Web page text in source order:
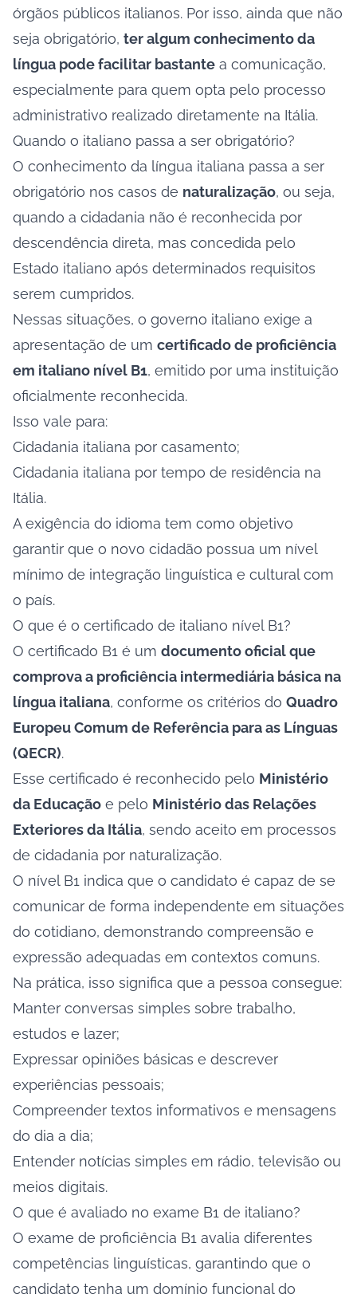
órgãos públicos italianos. Por isso, ainda que não
seja obrigatório, ter algum conhecimento da
língua pode facilitar bastante a comunicação,
especialmente para quem opta pelo processo
administrativo realizado diretamente na Itália.
Quando o italiano passa a ser obrigatório?
O conhecimento da língua italiana passa a ser
obrigatório nos casos de naturalização, ou seja,
quando a cidadania não é reconhecida por
descendência direta, mas concedida pelo
Estado italiano após determinados requisitos
serem cumpridos.
Nessas situações, o governo italiano exige a
apresentação de um certificado de proficiência
em italiano nível B1, emitido por uma instituição
oficialmente reconhecida.
Isso vale para:
Cidadania italiana por casamento;
Cidadania italiana por tempo de residência na
Itália.
A exigência do idioma tem como objetivo
garantir que o novo cidadão possua um nível
mínimo de integração linguística e cultural com
o país.
O que é o certificado de italiano nível B1?
O certificado B1 é um documento oficial que
comprova a proficiência intermediária básica na
língua italiana, conforme os critérios do Quadro
Europeu Comum de Referência para as Línguas
(QECR).
Esse certificado é reconhecido pelo Ministério
da Educação e pelo Ministério das Relações
Exteriores da Itália, sendo aceito em processos
de cidadania por naturalização.
O nível B1 indica que o candidato é capaz de se
comunicar de forma independente em situações
do cotidiano, demonstrando compreensão e
expressão adequadas em contextos comuns.
Na prática, isso significa que a pessoa consegue:
Manter conversas simples sobre trabalho,
estudos e lazer;
Expressar opiniões básicas e descrever
experiências pessoais;
Compreender textos informativos e mensagens
do dia a dia;
Entender notícias simples em rádio, televisão ou
meios digitais.
O que é avaliado no exame B1 de italiano?
O exame de proficiência B1 avalia diferentes
competências linguísticas, garantindo que o
candidato tenha um domínio funcional do